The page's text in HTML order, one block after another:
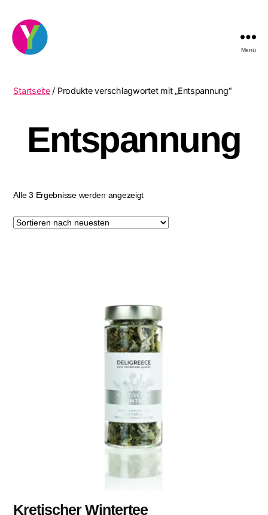
Menü
Startseite/ Produkte verschlagwortet mit „Entspannung“
Entspannung
Alle 3 Ergebnisse werden angezeigtNach
sortiert
Kretischer Wintertee